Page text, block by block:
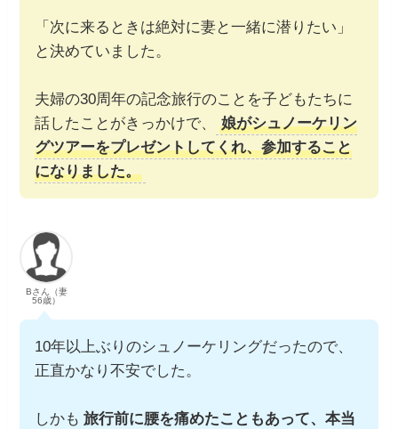
「次に来るときは絶対に妻と一緒に潜りたい」
と決めていました。
夫婦の30周年の記念旅行のことを子どもたちに
話したことがきっかけで、
娘がシュノーケリン
グツアーをプレゼントしてくれ、参加すること
になりました。
Bさん（妻
56歳）
10年以上ぶりのシュノーケリングだったので、
正直かなり不安でした。
しかも 旅行前に腰を痛めたこともあって、本当